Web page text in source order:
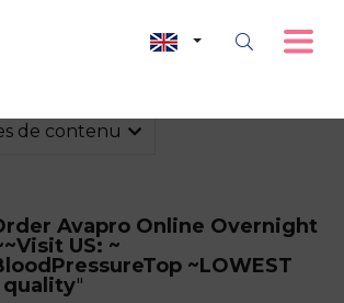
de contenu
Avapro Online Overnight
US: ~
~LOWEST
quality"